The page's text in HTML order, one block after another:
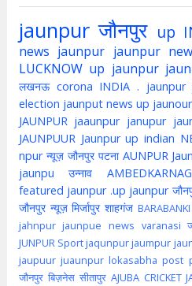
jaunpur जौनपुर up
news jaunpur jaunpur
LUCKNOW up jaunpur
लखनऊ corona INDIA . jaunpur
election jaunput news up jaunour
JAUNPUR jaaunpur janupur
JAUNPUUR Jaunpur up indian
npur न्यूज़ जौनपुर पटना AUNPUR
jaunpu
उन्नाव
featured jaunpur .up jaunpur
जौनपुर न्यूज़ मिर्जापुर शाहगंज BARABANKI
jahnpur jaunpue news varanasi
JUNPUR Sportjaqunpurjaumpur
jaupuur juaunpur lokasabha post
जौनपुर बिज़नेस सीतापुर AJUBA CRICKET